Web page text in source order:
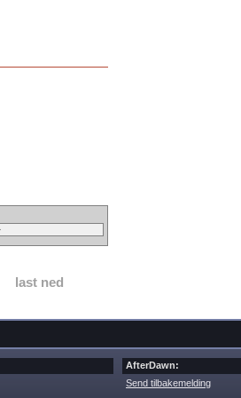
last ned
AfterDawn:
Send tilbakemelding